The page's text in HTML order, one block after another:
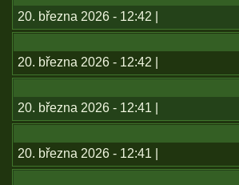
20. března 2026 - 12:42 |
20. března 2026 - 12:42 |
20. března 2026 - 12:41 |
20. března 2026 - 12:41 |